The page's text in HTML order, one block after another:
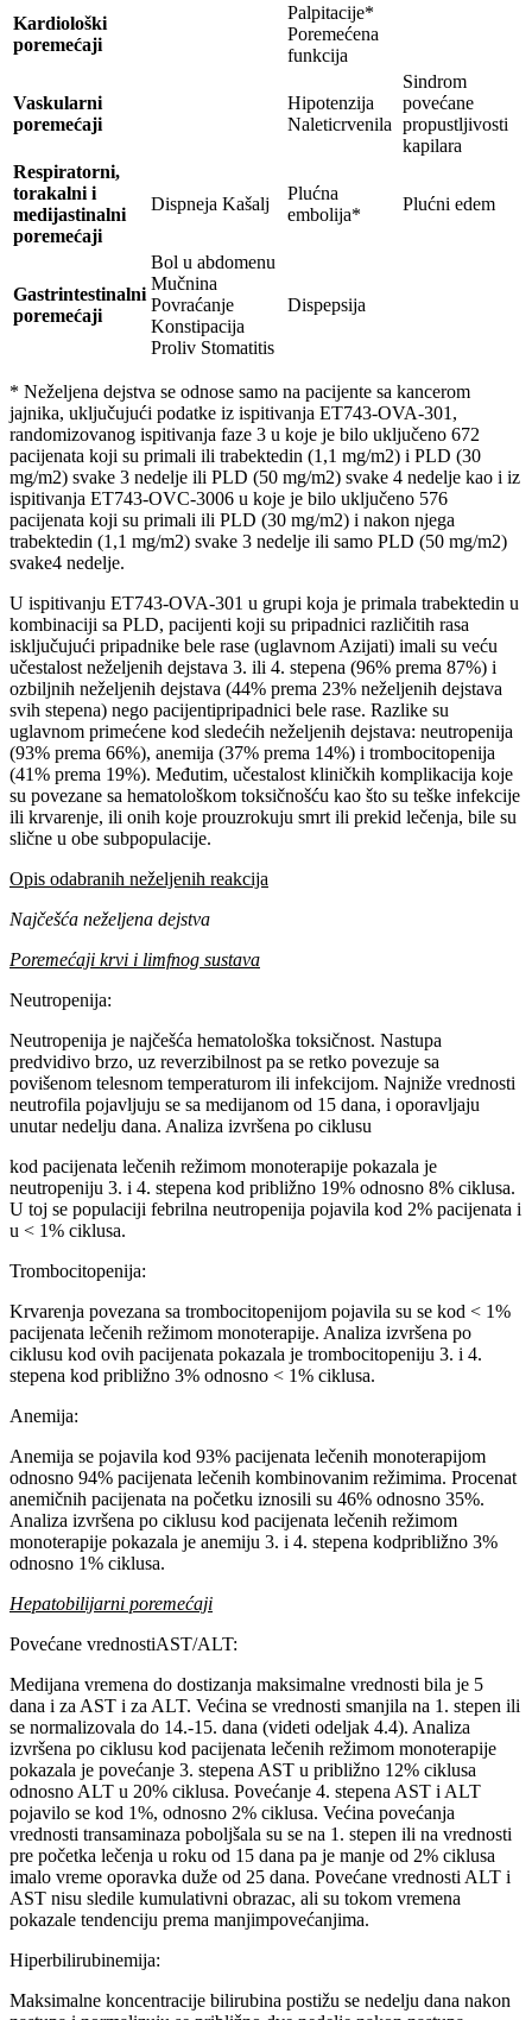
Kardiološki
poremećaji
Palpitacije*
Poremećena
funkcija
Vaskularni
poremećaji
Hipotenzija
Naleticrvenila
Sindrom
povećane
propustljivosti
kapilara
Respiratorni,
torakalni i
medijastinalni
poremećaji
Dispneja Kašalj
Plućna
embolija*
Plućni edem
Gastrintestinalni
poremećaji
Bol u abdomenu
Mučnina
Povraćanje
Konstipacija
Proliv Stomatitis
Dispepsija
* Neželjena dejstva se odnose samo na pacijente sa kancerom
jajnika, uključujući podatke iz ispitivanja ET743-OVA-301,
randomizovanog ispitivanja faze 3 u koje je bilo uključeno 672
pacijenata koji su primali ili trabektedin (1,1 mg/m2) i PLD (30
mg/m2) svake 3 nedelje ili PLD (50 mg/m2) svake 4 nedelje kao i iz
ispitivanja ET743-OVC-3006 u koje je bilo uključeno 576
pacijenata koji su primali ili PLD (30 mg/m2) i nakon njega
trabektedin (1,1 mg/m2) svake 3 nedelje ili samo PLD (50 mg/m2)
svake4 nedelje.
U ispitivanju ET743-OVA-301 u grupi koja je primala trabektedin u
kombinaciji sa PLD, pacijenti koji su pripadnici različitih rasa
isključujući pripadnike bele rase (uglavnom Azijati) imali su veću
učestalost neželjenih dejstava 3. ili 4. stepena (96% prema 87%) i
ozbiljnih neželjenih dejstava (44% prema 23% neželjenih dejstava
svih stepena) nego pacijentipripadnici bele rase. Razlike su
uglavnom primećene kod sledećih neželjenih dejstava: neutropenija
(93% prema 66%), anemija (37% prema 14%) i trombocitopenija
(41% prema 19%). Međutim, učestalost kliničkih komplikacija koje
su povezane sa hematološkom toksičnošću kao što su teške infekcije
ili krvarenje, ili onih koje prouzrokuju smrt ili prekid lečenja, bile su
slične u obe subpopulacije.
Opis odabranih neželjenih reakcija
Najčešća neželjena dejstva
Poremećaji krvi i limfnog sustava
Neutropenija:
Neutropenija je najčešća hematološka toksičnost. Nastupa
predvidivo brzo, uz reverzibilnost pa se retko povezuje sa
povišenom telesnom temperaturom ili infekcijom. Najniže vrednosti
neutrofila pojavljuju se sa medijanom od 15 dana, i oporavljaju
unutar nedelju dana. Analiza izvršena po ciklusu
kod pacijenata lečenih režimom monoterapije pokazala je
neutropeniju 3. i 4. stepena kod približno 19% odnosno 8% ciklusa.
U toj se populaciji febrilna neutropenija pojavila kod 2% pacijenata i
u < 1% ciklusa.
Trombocitopenija:
Krvarenja povezana sa trombocitopenijom pojavila su se kod < 1%
pacijenata lečenih režimom monoterapije. Analiza izvršena po
ciklusu kod ovih pacijenata pokazala je trombocitopeniju 3. i 4.
stepena kod približno 3% odnosno < 1% ciklusa.
Anemija:
Anemija se pojavila kod 93% pacijenata lečenih monoterapijom
odnosno 94% pacijenata lečenih kombinovanim režimima. Procenat
anemičnih pacijenata na početku iznosili su 46% odnosno 35%.
Analiza izvršena po ciklusu kod pacijenata lečenih režimom
monoterapije pokazala je anemiju 3. i 4. stepena kodpribližno 3%
odnosno 1% ciklusa.
Hepatobilijarni poremećaji
Povećane vrednostiAST/ALT:
Medijana vremena do dostizanja maksimalne vrednosti bila je 5
dana i za AST i za ALT. Većina se vrednosti smanjila na 1. stepen ili
se normalizovala do 14.-15. dana (videti odeljak 4.4). Analiza
izvršena po ciklusu kod pacijenata lečenih režimom monoterapije
pokazala je povećanje 3. stepena AST u približno 12% ciklusa
odnosno ALT u 20% ciklusa. Povećanje 4. stepena AST i ALT
pojavilo se kod 1%, odnosno 2% ciklusa. Većina povećanja
vrednosti transaminaza poboljšala su se na 1. stepen ili na vrednosti
pre početka lečenja u roku od 15 dana pa je manje od 2% ciklusa
imalo vreme oporavka duže od 25 dana. Povećane vrednosti ALT i
AST nisu sledile kumulativni obrazac, ali su tokom vremena
pokazale tendenciju prema manjimpovećanjima.
Hiperbilirubinemija:
Maksimalne koncentracije bilirubina postižu se nedelju dana nakon